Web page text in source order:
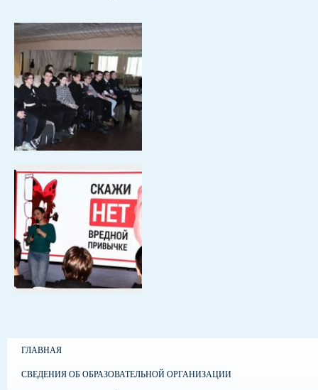
ГЛАВНАЯ
СВЕДЕНИЯ ОБ ОБРАЗОВАТЕЛЬНОЙ ОРГАНИЗАЦИИ